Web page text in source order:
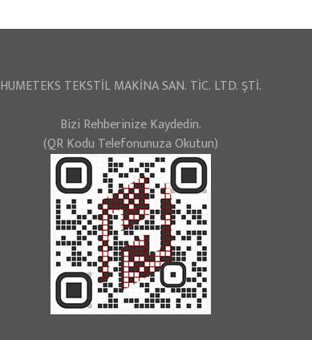
HUMETEKS TEKSTİL MAKİNA SAN. TİC. LTD. ŞTİ.
Bizi Rehberinize Kaydedin.
(QR Kodu Telefonunuza Okutun)